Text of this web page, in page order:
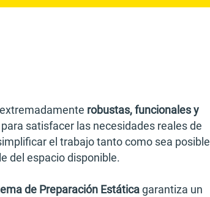
robustas, funcionales y
satisfacer las necesidades reales de
el trabajo tanto como sea posible
del espacio disponible.
de Preparación Estáticagarantiza un